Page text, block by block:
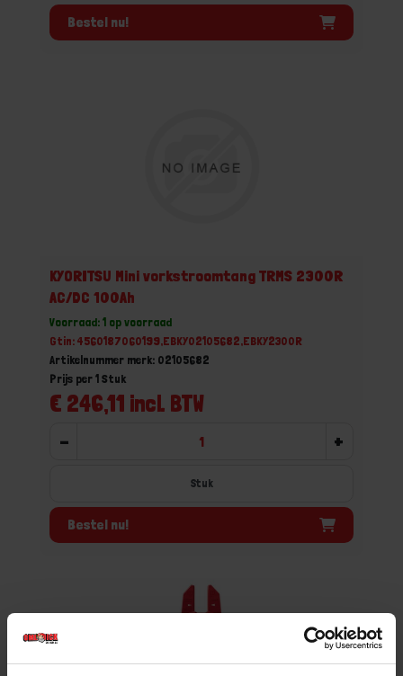
Bestel nu!
KYORITSU Mini vorkstroomtang TRMS 2300R
AC/DC 100Ah
Voorraad: 1 op voorraad
Gtin: 4560187060199,EBKY02105682,EBKY2300R
Artikelnummer merk: 02105682
€ 246,11 incl. BTW
Prijs per 1 Stuk
- +
Stuk
Bestel nu!